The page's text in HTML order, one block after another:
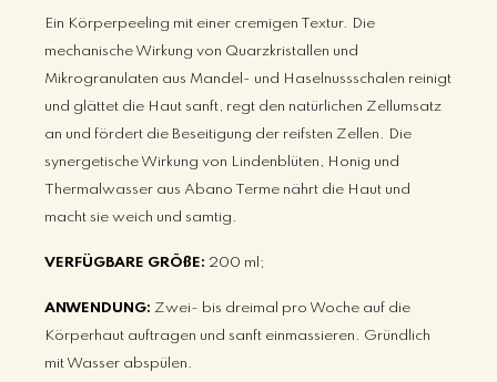
Ein Körperpeeling mit einer cremigen Textur. Die
mechanische Wirkung von Quarzkristallen und
Mikrogranulaten aus Mandel- und Haselnussschalen reinigt
und glättet die Haut sanft, regt den natürlichen Zellumsatz
an und fördert die Beseitigung der reifsten Zellen. Die
synergetische Wirkung von Lindenblüten, Honig und
Thermalwasser aus Abano Terme nährt die Haut und
macht sie weich und samtig.
VERFÜGBARE GRÖßE: 200 ml;
ANWENDUNG: Zwei- bis dreimal pro Woche auf die
Körperhaut auftragen und sanft einmassieren. Gründlich
mit Wasser abspülen.